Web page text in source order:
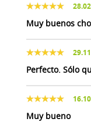
Muy buenos
Perfecto. Sólo
Muy bueno